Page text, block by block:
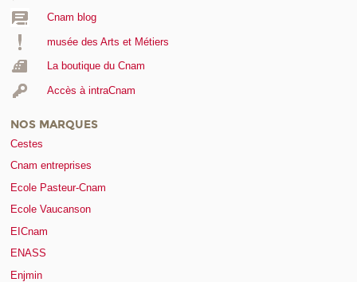
Cnam blog
musée des Arts et Métiers
La boutique du Cnam
Accès à intraCnam
NOS MARQUES
Cestes
Cnam entreprises
Ecole Pasteur-Cnam
Ecole Vaucanson
EICnam
ENASS
Enjmin